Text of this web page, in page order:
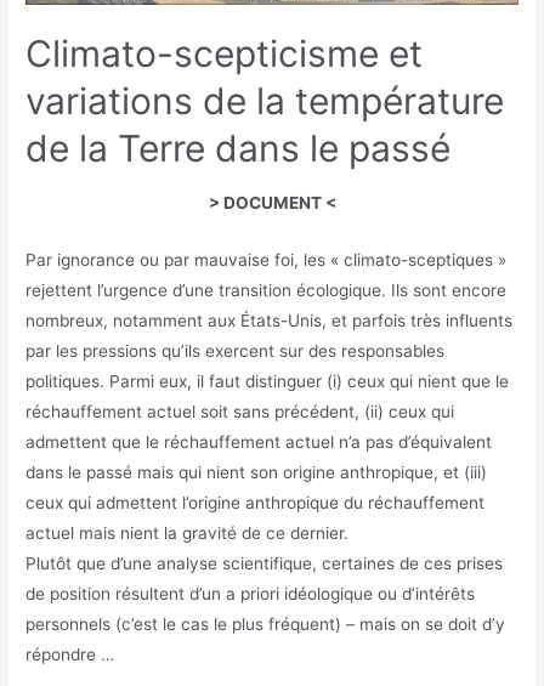
Climato-scepticisme et
variations de la température
de la Terre dans le passé
> DOCUMENT <
Par ignorance ou par mauvaise foi, les « climato-sceptiques »
rejettent l’urgence d’une transition écologique. Ils sont encore
nombreux, notamment aux États-Unis, et parfois très influents
par les pressions qu’ils exercent sur des responsables
politiques. Parmi eux, il faut distinguer (i) ceux qui nient que le
réchauffement actuel soit sans précédent, (ii) ceux qui
admettent que le réchauffement actuel n’a pas d’équivalent
dans le passé mais qui nient son origine anthropique, et (iii)
ceux qui admettent l’origine anthropique du réchauffement
actuel mais nient la gravité de ce dernier.
Plutôt que d’une analyse scientifique, certaines de ces prises
de position résultent d’un a priori idéologique ou d’intérêts
personnels (c’est le cas le plus fréquent) – mais on se doit d’y
répondre …